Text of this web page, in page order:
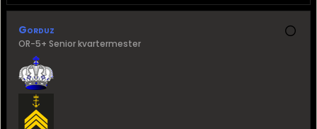
Gorduz
OR-5+ Senior kvartermester